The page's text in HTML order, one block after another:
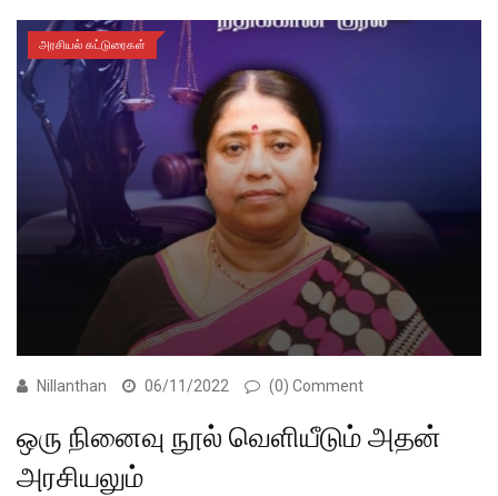
அரசியல் கட்டுரைகள்
Nillanthan 06/11/2022 (0) Comment
ஒரு நினைவு நூல் வெளியீடும் அதன்
அரசியலும்